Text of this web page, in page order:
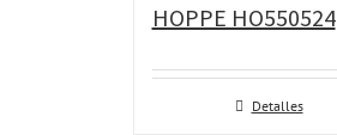
HOPPE HO550524
Detalles